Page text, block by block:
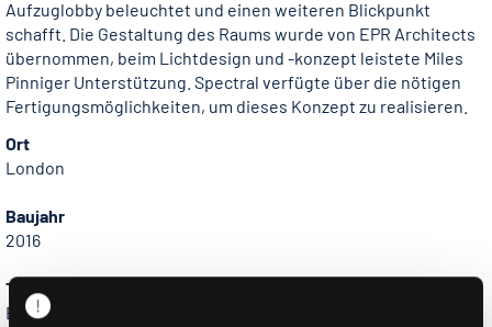
Aufzuglobby beleuchtet und einen weiteren Blickpunkt
schafft. Die Gestaltung des Raums wurde von EPR Architects
übernommen, beim Lichtdesign und -konzept leistete Miles
Pinniger Unterstützung. Spectral verfügte über die nötigen
Fertigungsmöglichkeiten, um dieses Konzept zu realisieren.
Ort
London
Baujahr
2016
Themenbereich
Büro & Konferenz